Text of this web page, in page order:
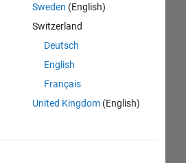
Sweden (English)
Switzerland
Deutsch
English
Français
United Kingdom(English)